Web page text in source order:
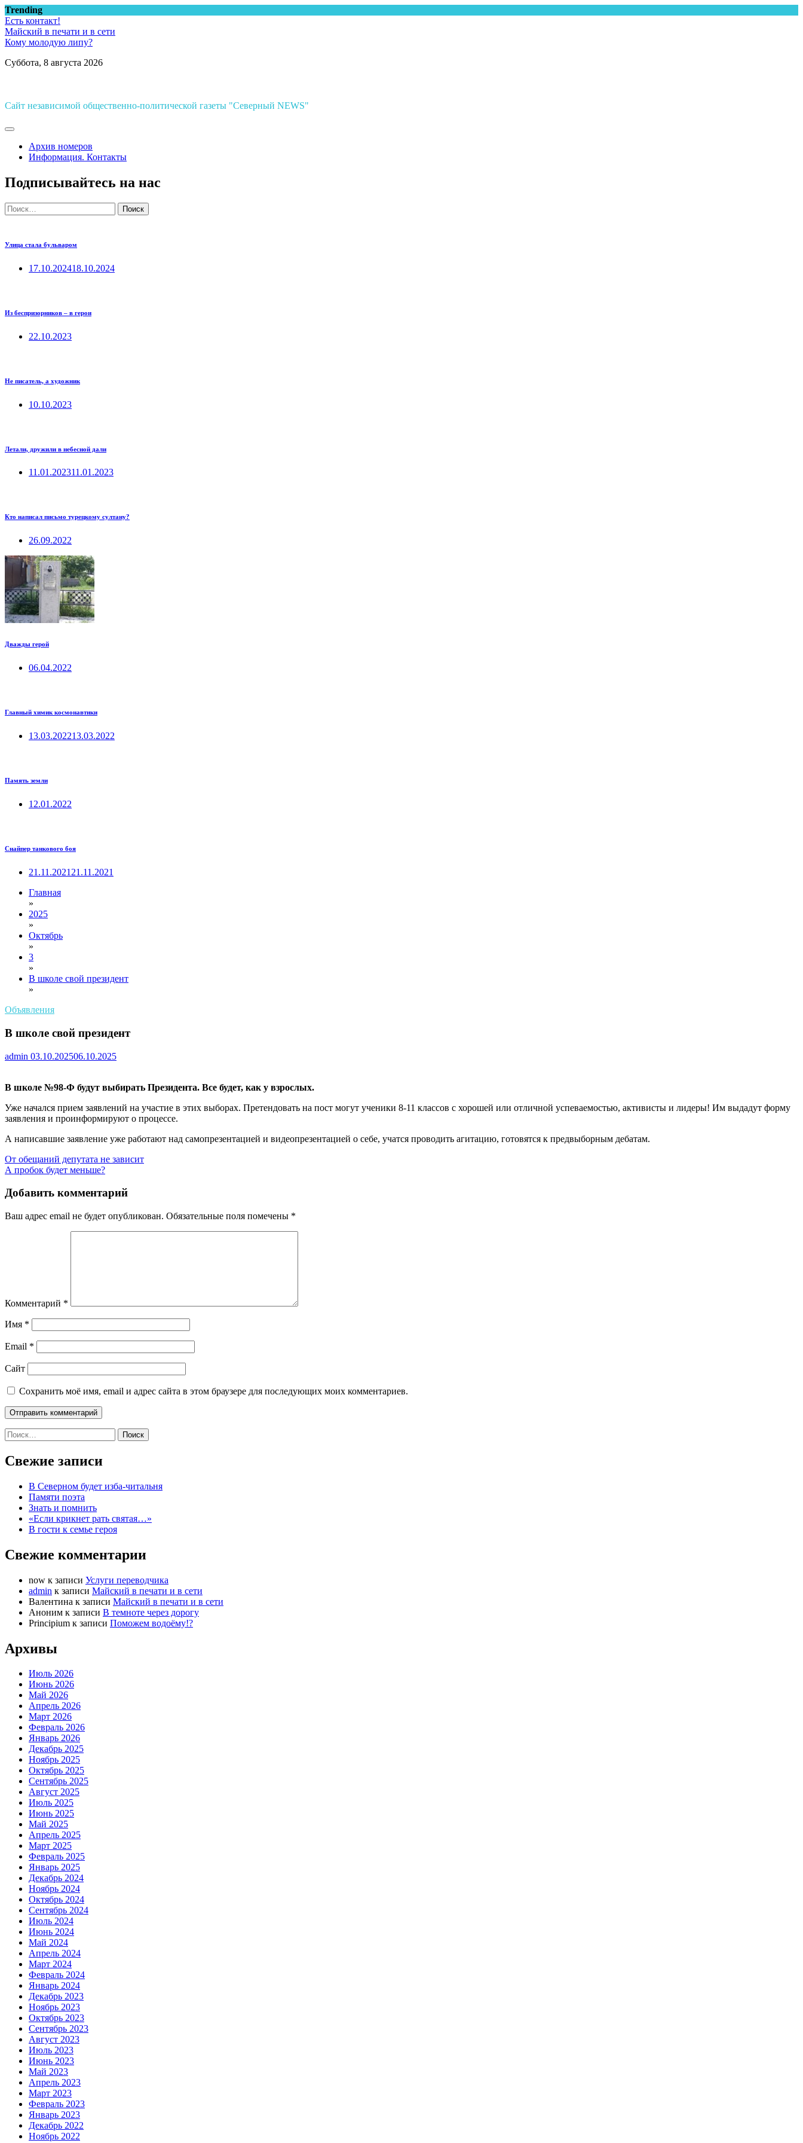
Перейти
к
содержимому
Trending
Есть контакт!
Майский в печати и в сети
Кому молодую липу?
Суббота, 8 августа 2026
Сайт независимой общественно-политической газеты "Северный NEWS"
Архив номеров
Информация. Контакты
Подписывайтесь на нас
Найти:
Улица стала бульваром
17.10.202418.10.2024
Из беспризорников – в герои
22.10.2023
Не писатель, а художник
10.10.2023
Летали, дружили в небесной дали
11.01.202311.01.2023
Кто написал письмо турецкому султану?
26.09.2022
Дважды герой
06.04.2022
Главный химик космонавтики
13.03.202213.03.2022
Память земли
12.01.2022
Снайпер танкового боя
21.11.2021 21.11.2021
Главная
»
2025
»
Октябрь
»
3
»
В школе свой президент
»
Объявления
В школе свой президент
admin 03.10.202506.10.2025
В школе №98-Ф будут выбирать Президента. Все будет, как у взрослых.
Уже начался прием заявлений на участие в этих выборах. Претендовать на пост могут ученики 8-11 классов с хорошей или отличной успеваемостью, активисты и лидеры! Им выдадут форму
заявления и проинформируют о процессе.
А написавшие заявление уже работают над самопрезентацией и видеопрезентацией о себе, учатся проводить агитацию, готовятся к предвыборным дебатам.
Навигация
по
записям
От обещаний депутата не зависит
А пробок будет меньше?
Добавить комментарий
Ваш адрес email не будет опубликован. Обязательные поля помечены *
Комментарий *
Имя *
Email *
Сайт
Сохранить моё имя, email и адрес сайта в этом браузере для последующих моих комментариев.
Найти:
Свежие записи
В Северном будет изба-читальня
Памяти поэта
Знать и помнить
«Если крикнет рать святая…»
В гости к семье героя
Свежие комментарии
now к записи Услуги переводчика
admin к записи Майский в печати и в сети
Валентина к записи Майский в печати и в сети
Аноним к записи В темноте через дорогу
Principium к записи Поможем водоёму!?
Архивы
Июль 2026
Июнь 2026
Май 2026
Апрель 2026
Март 2026
Февраль 2026
Январь 2026
Декабрь 2025
Ноябрь 2025
Октябрь 2025
Сентябрь 2025
Август 2025
Июль 2025
Июнь 2025
Май 2025
Апрель 2025
Март 2025
Февраль 2025
Январь 2025
Декабрь 2024
Ноябрь 2024
Октябрь 2024
Сентябрь 2024
Июль 2024
Июнь 2024
Май 2024
Апрель 2024
Март 2024
Февраль 2024
Январь 2024
Декабрь 2023
Ноябрь 2023
Октябрь 2023
Сентябрь 2023
Август 2023
Июль 2023
Июнь 2023
Май 2023
Апрель 2023
Март 2023
Февраль 2023
Январь 2023
Декабрь 2022
Ноябрь 2022